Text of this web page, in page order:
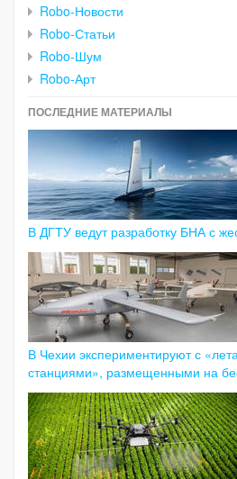
Robo-Новости
Robo-Статьи
Robo-Шум
Robo-Арт
ПОСЛЕДНИЕ МАТЕРИАЛЫ
В ДГТУ ведут разработку БНА с
В Чехии экспериментируют с
станциями», размещенными на